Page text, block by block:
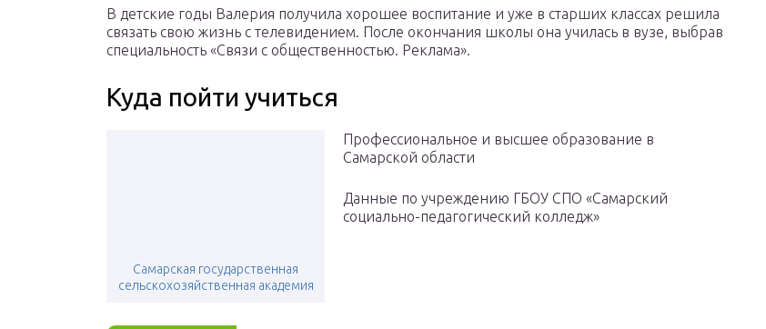
В детские годы Валерия получила хорошее воспитание и уже в старших классах решила
связать свою жизнь с телевидением. После окончания школы она училась в вузе, выбрав
специальность «Связи с общественностью. Реклама».
Куда пойти учиться
Самарская государственная
сельскохозяйственная академия
Профессиональное и высшее образование в
Самарской области
Данные по учреждению ГБОУ СПО «Самарский
социально-педагогический колледж»